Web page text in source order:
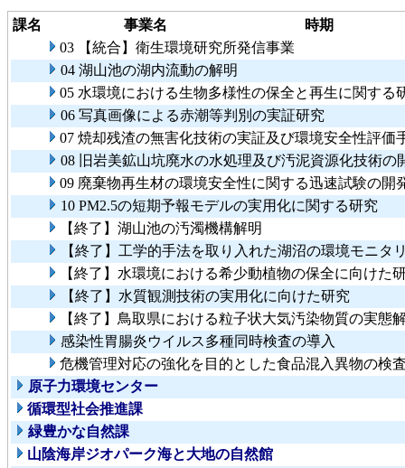
課名 事業名
時期
03 【統合】衛生環境研究所発信事業
04 湖山池の湖内流動の解明
05 水環境における生物多様性の保全と再生に関する
06 写真画像による赤潮等判別の実証研究
07 焼却残渣の無害化技術の実証及び環境安全性評価
08 旧岩美鉱山坑廃水の水処理及び汚泥資源化技術の
09 廃棄物再生材の環境安全性に関する迅速試験の
10 PM2.5の短期予報モデルの実用化に関する研究
【終了】湖山池の汚濁機構解明
【終了】工学的手法を取り入れた湖沼の環境モニタ
【終了】水環境における希少動植物の保全に向けた
【終了】水質観測技術の実用化に向けた研究
【終了】鳥取県における粒子状大気汚染物質の実
感染性胃腸炎ウイルス多種同時検査の導入
危機管理対応の強化を目的とした食品混入異物の検
原子力環境センター
循環型社会推進課
緑豊かな自然課
山陰海岸ジオパーク海と大地の自然館